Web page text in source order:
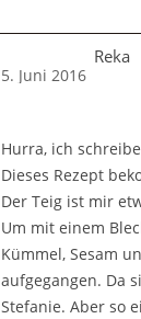
Reka
5. Juni 2016
Hurra, ich
Dieses Rezept
Der Teig ist mir
Um mit einem
Kümmel, Sesam
aufgegangen. Da
Stefanie. Aber so